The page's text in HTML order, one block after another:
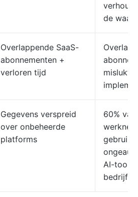
de
Overlappende SaaS-
abonnementen +
verloren tijd
mislukte
Gegevens verspreid
over onbeheerde
platforms
60%
gebruikt
AI-tools